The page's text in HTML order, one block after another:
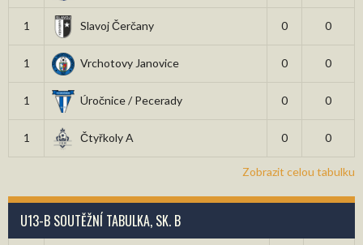
1 Slavoj Čerčany 0 0
1 Vrchotovy Janovice 0 0
1 Úročnice / Pecerady 0 0
1 Čtyřkoly A 0 0
Zobrazit celou tabulku
U13-B SOUTĚŽNÍ TABULKA, SK. B